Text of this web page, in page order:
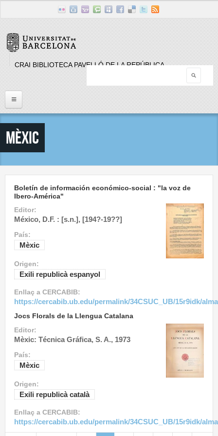
CRAI BIBLIOTECA PAVELLÓ DE LA REPÚBLICA
Inici
Llistat Publicacions periòdiques
Mèxic
Boletín de información económico-social : "la voz de
Ibero-América"
Editor:
México, D.F. : [s.n.], [194?-19??]
País:
Mèxic
Origen:
Exili republicà espanyol
Enllaç a CERCABIB:
https://cercabib.ub.edu/permalink/34CSUC_UB/15r9idk/
Jocs Florals de la Llengua Catalana
Editor:
Mèxic: Técnica Gráfica, S. A., 1973
País:
Mèxic
Origen:
Exili republicà català
Enllaç a CERCABIB:
https://cercabib.ub.edu/permalink/34CSUC_UB/15r9idk/